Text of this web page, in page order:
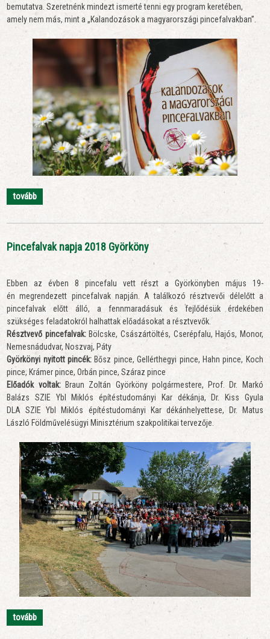
bemutatva. Szeretnénk mindezt ismerté tenni egy program keretében,
amely nem más, mint a „Kalandozások a magyarországi pincefalvakban”.
tovább
Pincefalvak napja 2018 Györköny
Ebben az évben 8 pincefalu vett részt a Györkönyben május 19-
én megrendezett pincefalvak napján. A találkozó résztvevői délelőtt a
pincefalvak előtt álló, a fennmaradásuk és fejlődésük érdekében
szükséges feladatokról halhattak előadásokat a résztvevők.
Résztvevő pincefalvak:Bölcske, Császártöltés, Cserépfalu, Hajós, Monor,
Nemesnádudvar, Noszvaj, Páty
Györkönyi nyitott pincék: Bősz pince, Gellérthegyi pince, Hahn pince, Koch
pince, Krámer pince, Orbán pince, Száraz pince
Előadók voltak:Braun Zoltán Györköny polgármestere, Prof. Dr. Markó
Balázs SZIE Ybl Miklós építéstudományi Kar dékánja, Dr. Kiss Gyula
DLA SZIE Ybl Miklós építéstudományi Kar dékánhelyettese, Dr. Matus
László Földművelésügyi Minisztérium szakpolitikai tervezője.
tovább